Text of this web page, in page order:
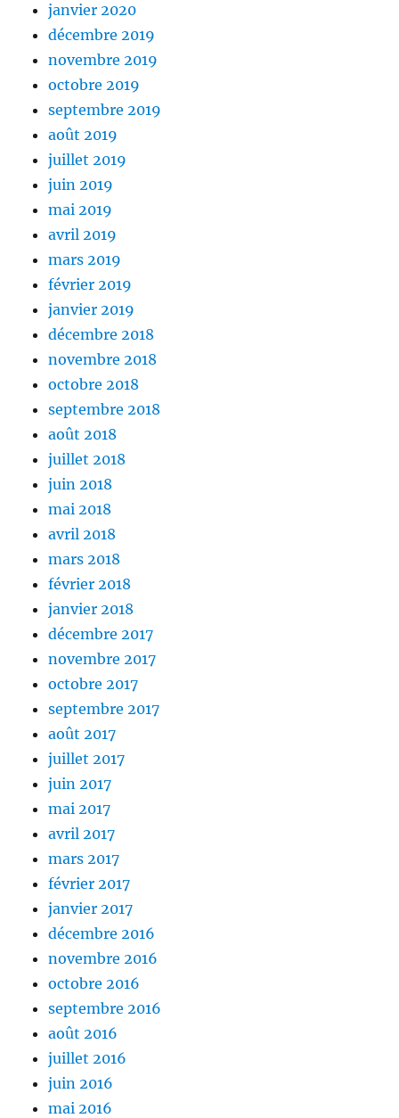
janvier 2020
décembre 2019
novembre 2019
octobre 2019
septembre 2019
août 2019
juillet 2019
juin 2019
mai 2019
avril 2019
mars 2019
février 2019
janvier 2019
décembre 2018
novembre 2018
octobre 2018
septembre 2018
août 2018
juillet 2018
juin 2018
mai 2018
avril 2018
mars 2018
février 2018
janvier 2018
décembre 2017
novembre 2017
octobre 2017
septembre 2017
août 2017
juillet 2017
juin 2017
mai 2017
avril 2017
mars 2017
février 2017
janvier 2017
décembre 2016
novembre 2016
octobre 2016
septembre 2016
août 2016
juillet 2016
juin 2016
mai 2016